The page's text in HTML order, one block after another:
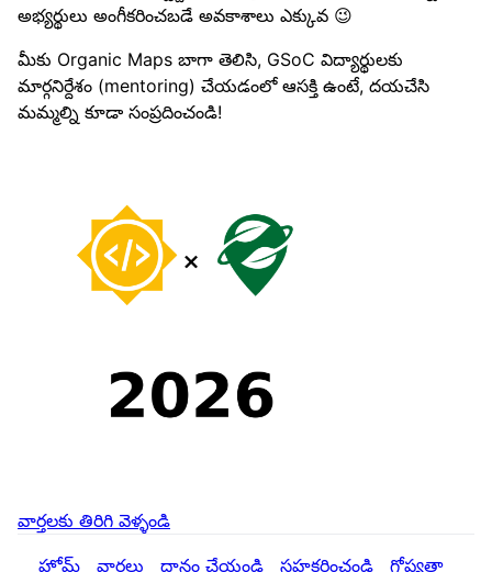
అభ్యర్థులు అంగీకరించబడే అవకాశాలు ఎక్కువ 😉
మీకు Organic Maps బాగా తెలిసి, GSoC విద్యార్థులకు
మార్గనిర్దేశం (mentoring) చేయడంలో ఆసక్తి ఉంటే, దయచేసి
మమ్మల్ని కూడా సంప్రదించండి!
వార్తలకు తిరిగి వెళ్ళండి
హోమ్ వార్తలు దానం చేయండి సహకరించండి గోప్యతా